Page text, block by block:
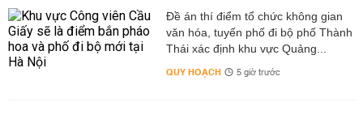
Đề án thí điểm tổ chức không gian
văn hóa, tuyến phố đi bộ phố Thành
Thái xác định khu vực Quảng...
QUY HOẠCH 5 giờ trước